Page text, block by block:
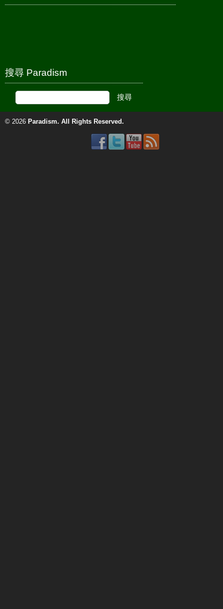
搜尋 Paradism
© 2026 Paradism. All Rights Reserved.